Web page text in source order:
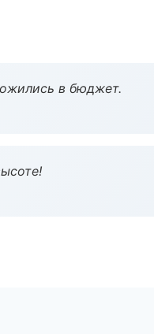
в бюджет.